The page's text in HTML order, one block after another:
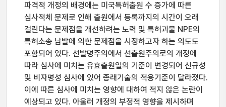
파격적 개정의 배경에는 미국특허출원 수 증가에 따른
심사적체 문제로 인해 출원에서 등록까지의 시간이 오래
걸린다는 문제점을 개선하려는 노력 및 특허괴물 NPE의
특허소송 남발에 의한 문제점을 시정하고자 하는 의도도
포함되어 있다. 선발명주의에서 선출원주의로의 개정에
따라 심사에 미치는 유효출원일의 기준이 변경되어 신규성
및 비자명성 심사에 있어 종래기술의 적용기준이 달라졌다.
이에 따른 심사에 미치는 영향에 대하여 적지 않은 논란이
예상되고 있다. 아울러 개정의 부정적 영향을 제시하며